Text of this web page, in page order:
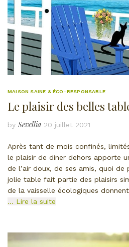
MAISON SAINE & ÉCO-RESPONSABLE
Le plaisir des belles
by Sevellia 20 juillet 2021
Après tant de mois confinés,
le plaisir de diner dehors apporte
de l’air doux, de ses amis, quoi de
jolie table fait partie des plaisirs
de la vaisselle écologiques
… Lire la suite